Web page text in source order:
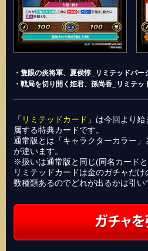
・隻眼の炎将軍、夏侯惇_リミテッドバー
・戦局を切り開く姫君、孫尚香_リミテッ
「 リミテッドカード 」は今回より
属する特典カードです。
通常版とは「キャラクターカラー」
が違います。
※扱いは通常版と同じ(同名カードと
リミテッドカードは金のガチャだけ
数種類あるのでどれが出るかは引い